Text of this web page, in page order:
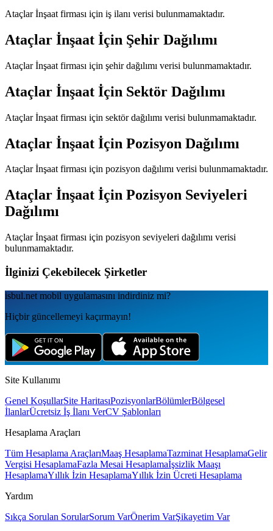
Ataçlar İnşaat firması için iş ilanı verisi bulunmamaktadır.
Ataçlar İnşaat İçin Şehir Dağılımı
Ataçlar İnşaat firması için şehir dağılımı verisi bulunmamaktadır.
Ataçlar İnşaat İçin Sektör Dağılımı
Ataçlar İnşaat firması için sektör dağılımı verisi bulunmamaktadır.
Ataçlar İnşaat İçin Pozisyon Dağılımı
Ataçlar İnşaatfirması için pozisyon dağılımı verisi bulunmamaktadır.
Ataçlar İnşaat İçin Pozisyon Seviyeleri
Dağılımı
Ataçlar İnşaat firması için pozisyon seviyeleri dağılımı verisi
bulunmamaktadır.
İlginizi Çekebilecek Şirketler
isbul.net mobil uygulamаsını indirdiniz mi?
Hiçbir güncellemeyi kaçırmayın!
Site Kullanımı
Genel KoşullarSite HaritasıPozisyonlarBölümlerBölgesel
İlanlarÜcretsiz İş İlanı VerCV Şablonları
Hesaplama Araçları
Tüm Hesaplama AraçlarıMaaş HesaplamaTazminat HesaplamaGelir
Vergisi HesaplamaFazla Mesai Hesaplamaİşsizlik Maaşı
HesaplamaYıllık İzin HesaplamaYıllık İzin Ücreti Hesaplama
Yardım
Sıkça Sorulan SorularSorum VarÖnerim VarŞikayetim Var